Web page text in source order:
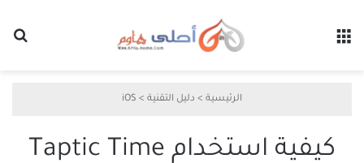
الرئيسية > دليل التقنية >
iOS
كيفية استخدام Taptic Time